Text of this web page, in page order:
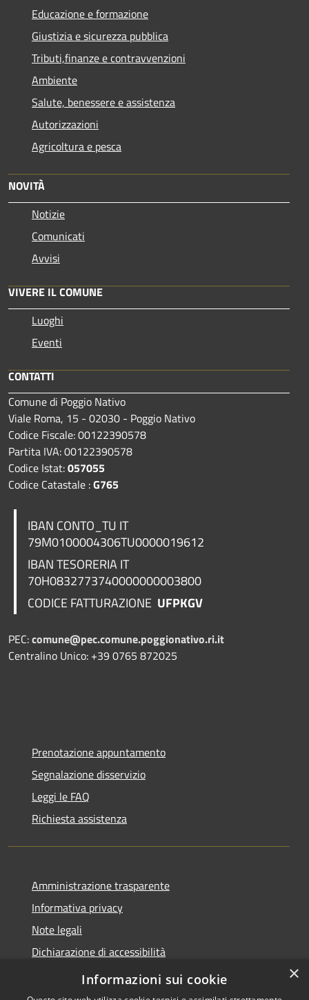
Educazione e formazione
Giustizia e sicurezza pubblica
Tributi,finanze e contravvenzioni
Ambiente
Salute, benessere e assistenza
Autorizzazioni
Agricoltura e pesca
NOVITÀ
Notizie
Comunicati
Avvisi
VIVERE IL COMUNE
Luoghi
Eventi
CONTATTI
Comune di Poggio Nativo
Viale Roma, 15 - 02030 - Poggio Nativo
Codice Fiscale: 00122390578
Partita IVA: 00122390578
Codice Istat:057055
Codice Catastale :G765
IBAN CONTO_TU IT
79M0100004306TU0000019612
IBAN TESORERIAIT
70H0832773740000000003800
CODICE FATTURAZIONE UFPKGV
PEC:comune@pec.comune.poggionativo.ri.it
Centralino Unico: +39 0765 872025
Prenotazione appuntamento
Segnalazione disservizio
Leggi le FAQ
Richiesta assistenza
Amministrazione trasparente
Informativa privacy
Note legali
Dichiarazione di accessibilità
IBAN e pagamenti informatici
×
Informazioni sui cookie